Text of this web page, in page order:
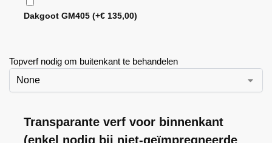
Dakgoot GM405(+€ 135,00)
Topverf nodig om buitenkant te behandelen
Transparante verf voor binnenkant
(enkel nodig bij niet-geïmpregneerde